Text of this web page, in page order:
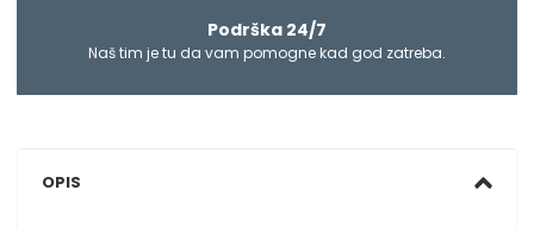
Podrška 24/7
Naš tim je tu da vam pomogne kad god zatreba.
OPIS